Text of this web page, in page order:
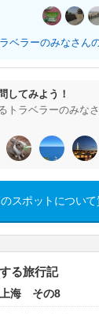
ラベラーのみなさん
してみよう！
トラベラーのみな
スポットについ
る旅行記
海 その8